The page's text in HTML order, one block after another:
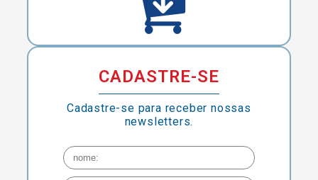
CADASTRE-SE
Cadastre-se para receber nossas
newsletters.